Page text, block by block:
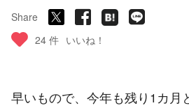
Share
24 件 いいね！
早いもので、今年も残り1カ